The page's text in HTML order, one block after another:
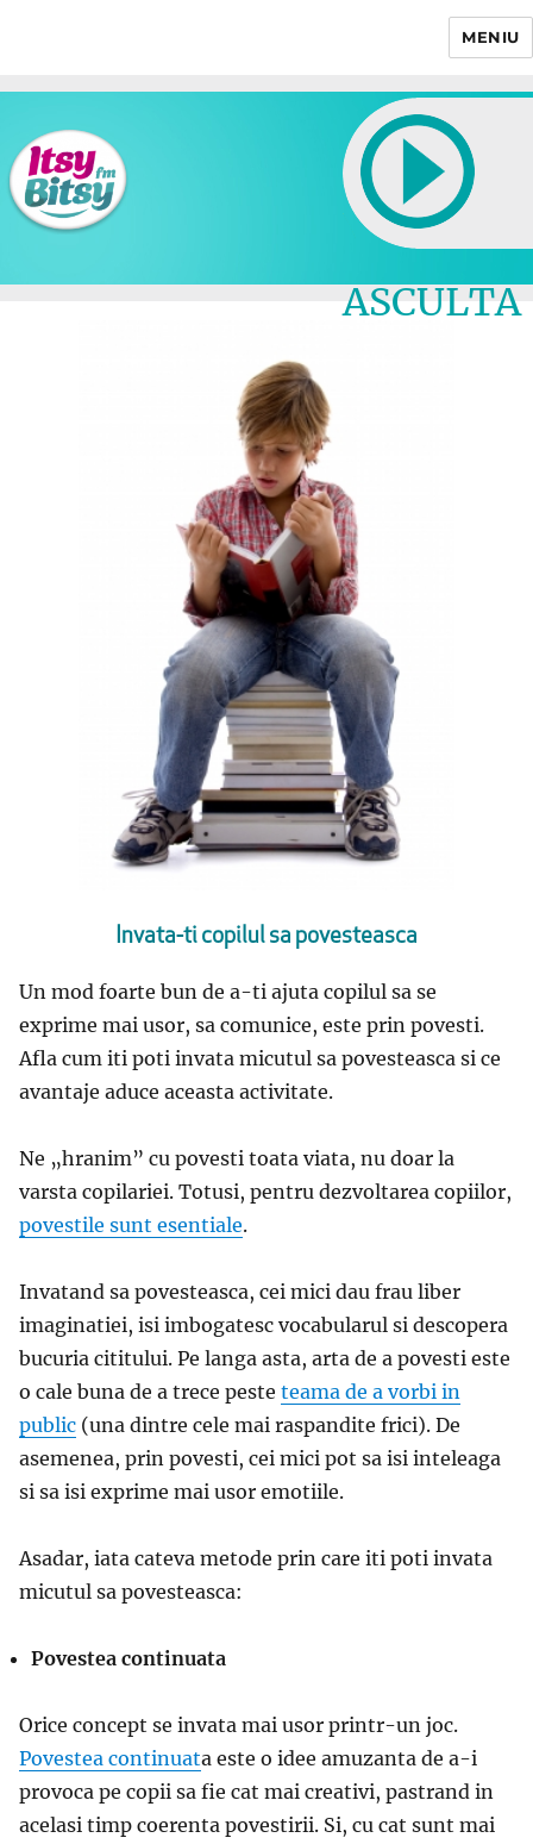
MENIU
ASCULTA
Invata-ti copilul sa povesteasca
Un mod foarte bun de a-ti ajuta copilul sa se
exprime mai usor, sa comunice, este prin povesti.
Afla cum iti poti invata micutul sa povesteasca si ce
avantaje aduce aceasta activitate.
Ne „hranim” cu povesti toata viata, nu doar la
varsta copilariei. Totusi, pentru dezvoltarea copiilor,
povestile sunt esentiale.
Invatand sa povesteasca, cei mici dau frau liber
imaginatiei, isi imbogatesc vocabularul si descopera
bucuria cititului. Pe langa asta, arta de a povesti este
o cale buna de a trece peste teama de a vorbi in
public (una dintre cele mai raspandite frici). De
asemenea, prin povesti, cei mici pot sa isi inteleaga
si sa isi exprime mai usor emotiile.
Asadar, iata cateva metode prin care iti poti invata
micutul sa povesteasca:
Povestea continuata
Orice concept se invata mai usor printr-un joc.
Povestea continuata este o idee amuzanta de a-i
provoca pe copii sa fie cat mai creativi, pastrand in
acelasi timp coerenta povestirii. Si, cu cat sunt mai